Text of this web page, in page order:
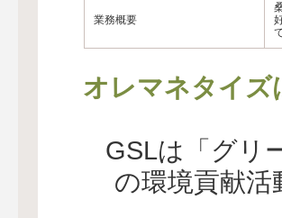
業務概要
オレマネタイズ
GSLは「グリ
の環境貢献